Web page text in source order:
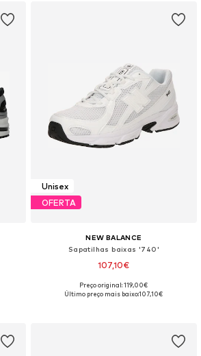
Unisex
OFERTA
NEW BALANCE
Sapatilhas baixas '740'
107,10€
Disponível em vários tamanhos
Preço original: 119,00€
Último preço mais baixo:107,10€